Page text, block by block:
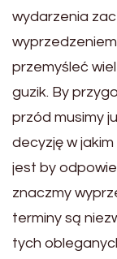
wydarzenia
przemyśleć
guzik. By
przód musimy
decyzję w
jest by
znaczmy
terminy są
tych